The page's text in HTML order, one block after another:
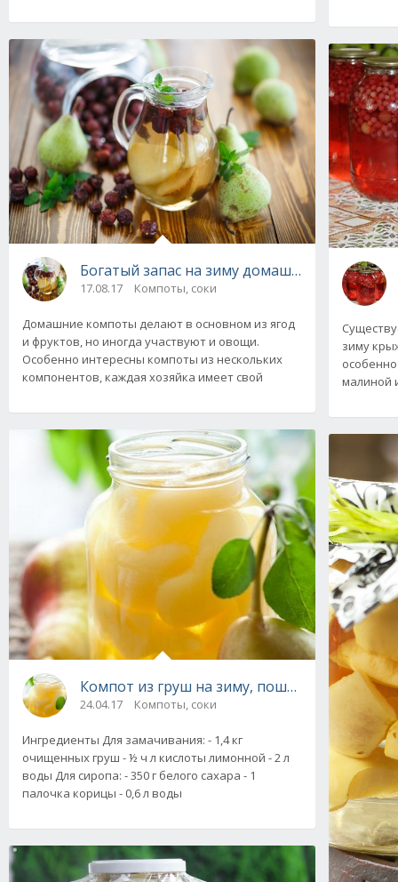
Богатый запас на зиму домашних компотов
17.08.17 Компоты, соки
Домашние компоты делают в основном из ягод
и фруктов, но иногда участвуют и овощи.
Особенно интересны компоты из нескольких
компонентов, каждая хозяйка имеет свой
Компот из груш на зиму, пошаговый рецепт
24.04.17 Компоты, соки
Ингредиенты Для замачивания: - 1,4 кг
очищенных груш - ½ ч л кислоты лимонной - 2 л
воды Для сиропа: - 350 г белого сахара - 1
палочка корицы - 0,6 л воды
зиму
малиной